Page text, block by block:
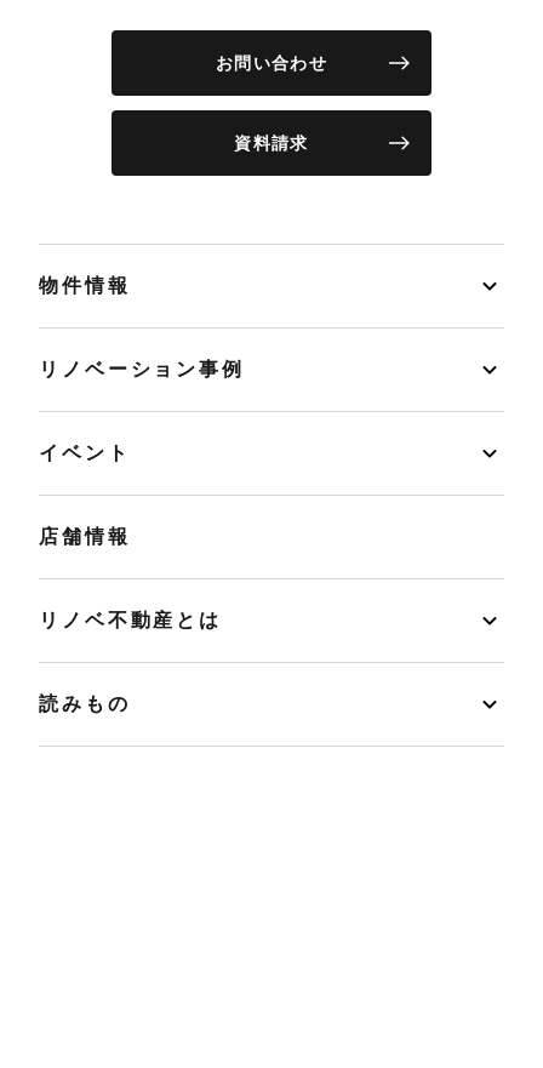
お問い合わせ
資料請求
物件情報
リノベーション事例
イベント
店舗情報
リノベ不動産とは
読みもの